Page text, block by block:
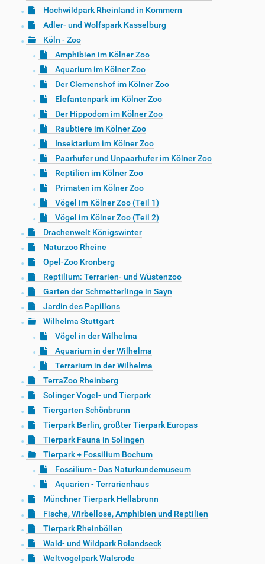
Hochwildpark Rheinland in Kommern
Adler- und Wolfspark Kasselburg
Köln - Zoo
Amphibien im Kölner Zoo
Aquarium im Kölner Zoo
Der Clemenshof im Kölner Zoo
Elefantenpark im Kölner Zoo
Der Hippodom im Kölner Zoo
Raubtiere im Kölner Zoo
Insektarium im Kölner Zoo
Paarhufer und Unpaarhufer im Kölner Zoo
Reptilien im Kölner Zoo
Primaten im Kölner Zoo
Vögel im Kölner Zoo (Teil 1)
Vögel im Kölner Zoo (Teil 2)
Drachenwelt Königswinter
Naturzoo Rheine
Opel-Zoo Kronberg
Reptilium: Terrarien- und Wüstenzoo
Garten der Schmetterlinge in Sayn
Jardin des Papillons
Wilhelma Stuttgart
Vögel in der Wilhelma
Aquarium in der Wilhelma
Terrarium in der Wilhelma
TerraZoo Rheinberg
Solinger Vogel- und Tierpark
Tiergarten Schönbrunn
Tierpark Berlin, größter Tierpark Europas
Tierpark Fauna in Solingen
Tierpark + Fossilium Bochum
Fossilium - Das Naturkundemuseum
Aquarien - Terrarienhaus
Münchner Tierpark Hellabrunn
Fische, Wirbellose, Amphibien und Reptilien
Tierpark Rheinböllen
Wald- und Wildpark Rolandseck
Weltvogelpark Walsrode